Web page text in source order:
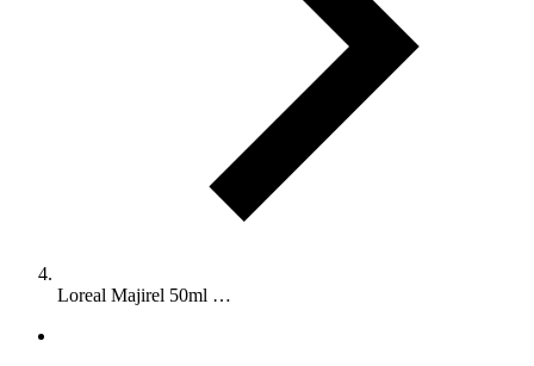
Loreal Majirel 50ml …